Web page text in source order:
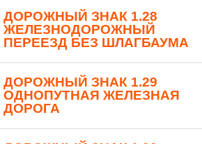
ДОРОЖНЫЙ ЗНАК 1.28
ЖЕЛЕЗНОДОРОЖНЫЙ
ПЕРЕЕЗД БЕЗ ШЛАГБАУМА
ДОРОЖНЫЙ ЗНАК 1.29
ОДНОПУТНАЯ ЖЕЛЕЗНАЯ
ДОРОГА